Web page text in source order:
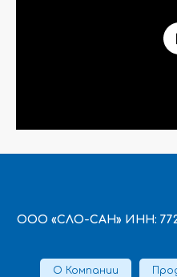
ООО «СЛО-САН» ИНН:
О Компании